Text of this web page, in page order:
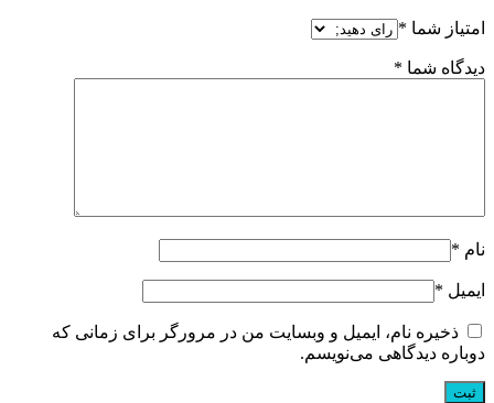
امتیاز شما *
دیدگاه شما *
نام *
ایمیل *
ذخیره نام، ایمیل و وبسایت من در مرورگر برای زمانی که
دوباره دیدگاهی می‌نویسم.